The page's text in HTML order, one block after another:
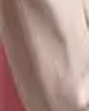
Blumen & Geschenke
Blumen &
Rosen & Gerbera